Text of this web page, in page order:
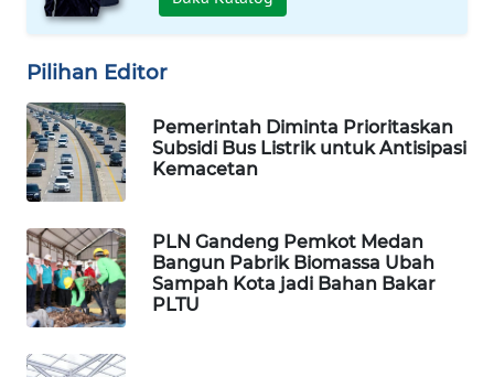
Pilihan Editor
Pemerintah Diminta Prioritaskan
Subsidi Bus Listrik untuk Antisipasi
Kemacetan
PLN Gandeng Pemkot Medan
Bangun Pabrik Biomassa Ubah
Sampah Kota jadi Bahan Bakar
PLTU
NET
WAHANA
WAHANA
UMKM
WAHANA
SELEB
WAHANA
PERSONA